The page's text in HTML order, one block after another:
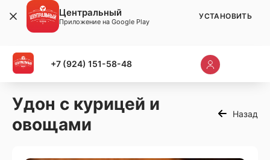
+7 (924) 151-58-48
Удон с курицей и
овощами
Назад
Центральный
Приложение на Google Play
УСТАНОВИТЬ